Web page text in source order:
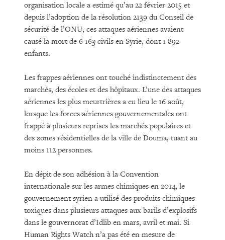
organisation locale a estimé qu’au 22 février 2015 et
depuis l’adoption de la résolution 2139 du Conseil de
sécurité de l’ONU, ces attaques aériennes avaient
causé la mort de 6 163 civils en Syrie, dont 1 892
enfants.
Les frappes aériennes ont touché indistinctement des
marchés, des écoles et des hôpitaux. L’une des attaques
aériennes les plus meurtrières a eu lieu le 16 août,
lorsque les forces aériennes gouvernementales ont
frappé à plusieurs reprises les marchés populaires et
des zones résidentielles de la ville de Douma, tuant au
moins 112 personnes.
En dépit de son adhésion à la Convention
internationale sur les armes chimiques en 2014, le
gouvernement syrien a utilisé des produits chimiques
toxiques dans plusieurs attaques aux barils d’explosifs
dans le gouvernorat d’Idlib en mars, avril et mai. Si
Human Rights Watch n’a pas été en mesure de